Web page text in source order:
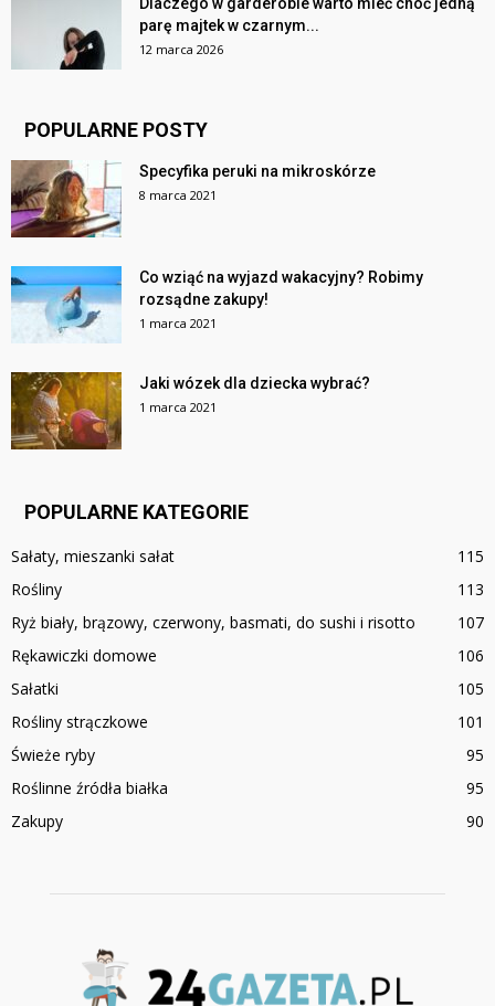
Dlaczego w garderobie warto mieć choć jedną
parę majtek w czarnym...
12 marca 2026
POPULARNE POSTY
Specyfika peruki na mikroskórze
8 marca 2021
Co wziąć na wyjazd wakacyjny? Robimy
rozsądne zakupy!
1 marca 2021
Jaki wózek dla dziecka wybrać?
1 marca 2021
POPULARNE KATEGORIE
Sałaty, mieszanki sałat
115
Rośliny
113
Ryż biały, brązowy, czerwony, basmati, do sushi i risotto
107
Rękawiczki domowe
106
Sałatki
105
Rośliny strączkowe
101
Świeże ryby
95
Roślinne źródła białka
95
Zakupy
90